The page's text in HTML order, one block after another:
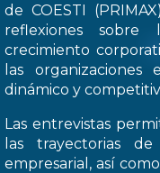
de COESTI
reflexiones sobre
crecimiento
las
dinámico y
Las entrevistas
las trayectorias
empresarial, así